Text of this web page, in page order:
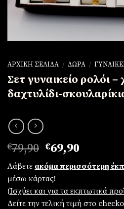
ΑΡΧΙΚΉ ΣΕΛΊΔΑ / ΔΏΡΑ /
Σετ γυναικείο ρολόι
δαχτυλίδι-
€79,90 Original
price
was:
€79,90.
€69,90
τιμή
είναι:
€69,90.
Λάβετε ακόμα περισσότερη
μέσω κάρτας!
(Iσχύει και για τα εκπτωτικά
Δείτε την τελική τιμή στο